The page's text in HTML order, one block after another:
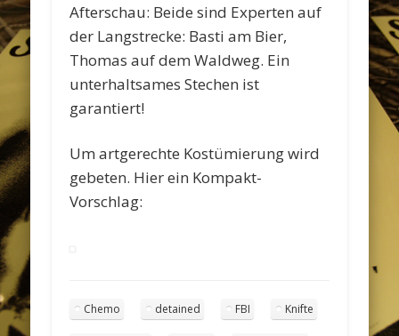
Afterschau: Beide sind Experten auf
der Langstrecke: Basti am Bier,
Thomas auf dem Waldweg. Ein
unterhaltsames Stechen ist
garantiert!
Um artgerechte Kostümierung wird
gebeten. Hier ein Kompakt-
Vorschlag:
Chemo detained FBI Knifte